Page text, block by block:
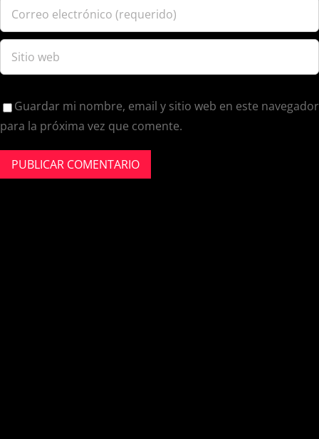
Guardar mi nombre, email y sitio web en este navegador
para la próxima vez que comente.